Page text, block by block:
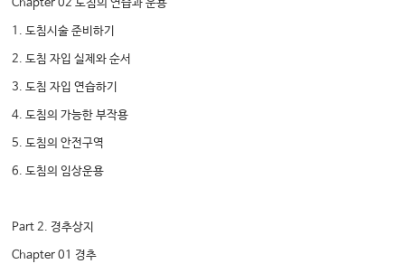
Chapter 02 도침의 연습과 운용
1. 도침시술 준비하기
2. 도침 자입 실제와 순서
3. 도침 자입 연습하기
4. 도침의 가능한 부작용
5. 도침의 안전구역
6. 도침의 임상운용
Part 2. 경추상지
Chapter 01 경추